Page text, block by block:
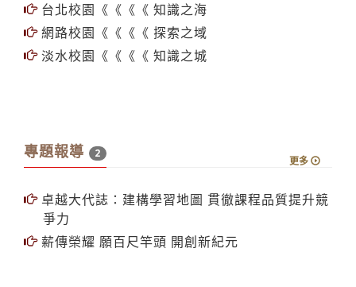
台北校園《《《《 知識之海
網路校園《《《《 探索之域
淡水校園《《《《 知識之城
專題報導 2
更多
卓越大代誌：建構學習地圖 貫徹課程品質提升競
爭力
薪傳榮耀 願百尺竿頭 開創新紀元